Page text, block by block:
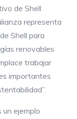
de Shell
representa
Shell para
renovables
trabajar
importantes
un ejemplo